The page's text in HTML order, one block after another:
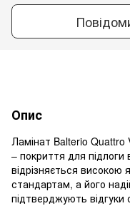
Опис
Ламінат Balterio
– покриття для підлоги
відрізняється високою
стандартам, а його
підтверджують відгуки